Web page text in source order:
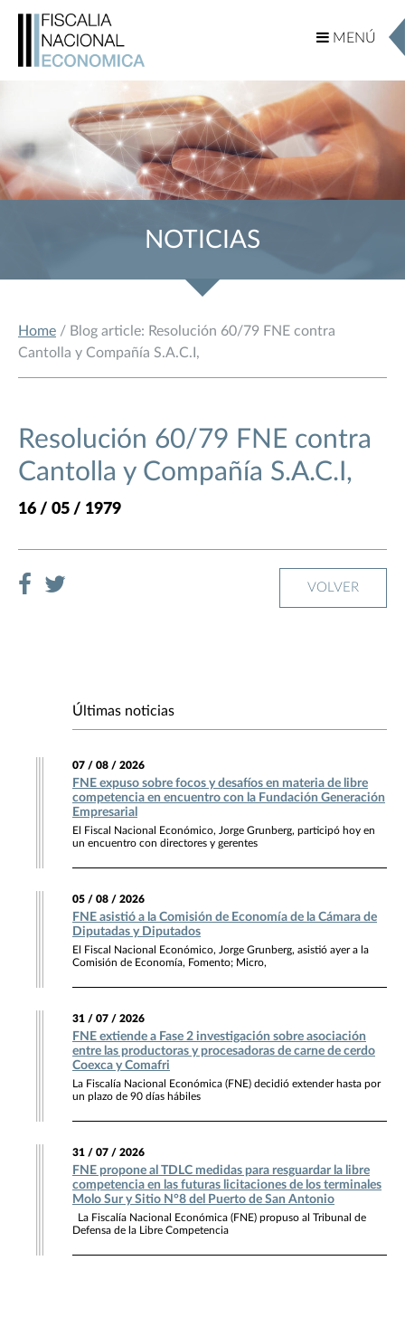
MENÚ
MENÚ
NOTICIAS
Home / Blog article: Resolución 60/79 FNE contra
Cantolla y Compañía S.A.C.I,
Resolución 60/79 FNE contra
Cantolla y Compañía S.A.C.I,
16 / 05 / 1979
VOLVER
Últimas noticias
07 / 08 / 2026
FNE expuso sobre focos y desafíos en materia de libre
competencia en encuentro con la Fundación Generación
Empresarial
El Fiscal Nacional Económico, Jorge Grunberg, participó hoy en
un encuentro con directores y gerentes
05 / 08 / 2026
FNE asistió a la Comisión de Economía de la Cámara de
Diputadas y Diputados
El Fiscal Nacional Económico, Jorge Grunberg, asistió ayer a la
Comisión de Economía, Fomento; Micro,
31 / 07 / 2026
FNE extiende a Fase 2 investigación sobre asociación
entre las productoras y procesadoras de carne de cerdo
Coexca y Comafri
La Fiscalía Nacional Económica (FNE) decidió extender hasta por
un plazo de 90 días hábiles
31 / 07 / 2026
FNE propone al TDLC medidas para resguardar la libre
competencia en las futuras licitaciones de los terminales
Molo Sur y Sitio N°8 del Puerto de San Antonio
La Fiscalía Nacional Económica (FNE) propuso al Tribunal de
Defensa de la Libre Competencia